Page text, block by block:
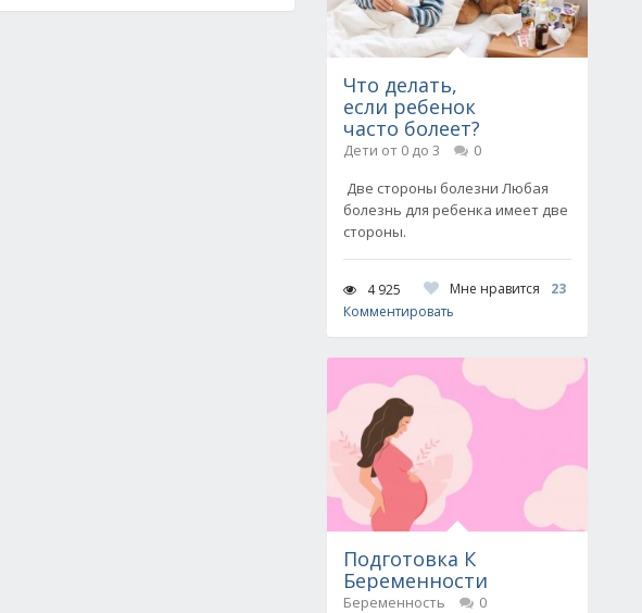
Что делать,
если ребенок
часто болеет?
Дети от 0 до 3
0
Две стороны болезни Любая
болезнь для ребенка имеет две
стороны.
4 925 Мне нравится
23
Комментировать
Подготовка К
Беременности
Беременность
0